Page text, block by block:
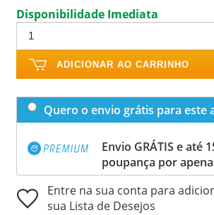
Disponibilidade Imediata
ADICIONAR AO CARRINHO
Quero o envio grátis para este
Envio GRÁTIS e até
poupança por
Entre na sua conta para
sua Lista de Desejos